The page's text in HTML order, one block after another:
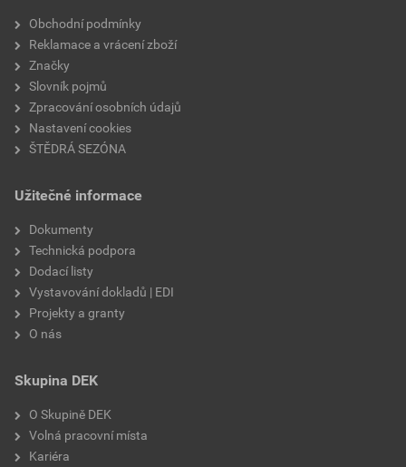
Obchodní podmínky
Reklamace a vrácení zboží
Značky
Slovník pojmů
Zpracování osobních údajů
Nastavení cookies
ŠTĚDRÁ SEZÓNA
Užitečné informace
Dokumenty
Technická podpora
Dodací listy
Vystavování dokladů | EDI
Projekty a granty
O nás
Skupina DEK
O Skupině DEK
Volná pracovní místa
Kariéra